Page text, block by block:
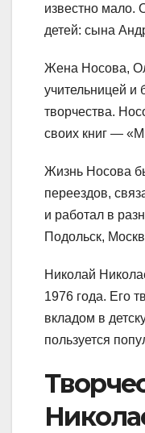
известно мало.
детей: сына
Жена Носова,
учительницей и
творчества.
своих книг —
Жизнь Носова
переездов,
и работал в
Подольск,
Николай
1976 года. Его
вкладом в
пользуется